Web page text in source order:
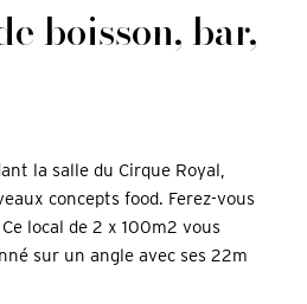
boisson, bar,
la salle du Cirque Royal,
concepts food. Ferez-vous
local de 2 x 100m2 vous
sur un angle avec ses 22m